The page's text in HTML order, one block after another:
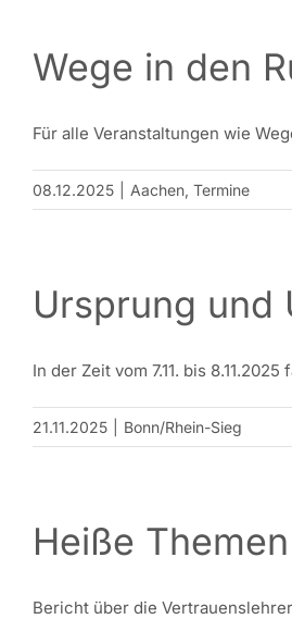
Wege in den
Für alle Veranstaltungen wie
08.12.2025 Aachen, Termine
Ursprung und
In der Zeit vom 7.11. bis
21.11.2025 Bonn/Rhein-Sieg
Heiße
Bericht über die